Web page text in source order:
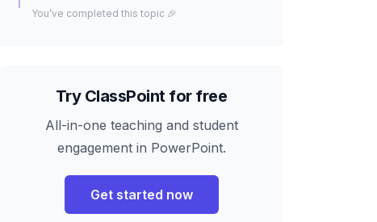
You’ve completed this topic 🎉
Try ClassPoint for free
All-in-one teaching and student
engagement in PowerPoint.
Get started now